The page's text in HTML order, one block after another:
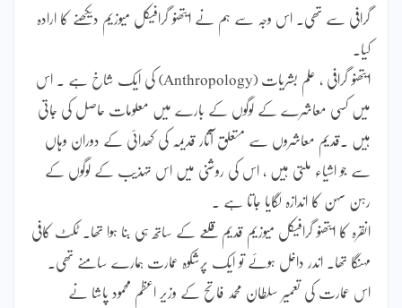
گرافی سے تھی۔ اس وجہ سے ہم نے ایتھنو گرافیکل میوزیم دیکھنے کا ارادہ
کیا۔
ایتھنو گرافی ، علم بشریات (Anthropology) کی ایک شاخ ہے ۔ اس
میں کسی معاشرے کے لوگوں کے بارے میں معلومات حاصل کی جاتی
ہیں ۔قدیم معاشروں سے متعلق آثار قدیمہ کی کھدائی کے دوران وہاں
سے جو اشیاء ملتی ہیں ، اس کی روشنی میں اس تہذیب کے لوگوں کے
رہن سہن کا اندازہ لگایا جاتا ہے ۔
انقرہ کا ایتھنو گرافیکل میوزیم قدیم قلعے کے ساتھ ہی بنا ہوا تھا۔ ٹکٹ کافی
مہنگا تھا۔ اندر داخل ہوئے تو ایک پرشکوہ عمارت ہمارے سامنے تھی۔
اس عمارت کی تعمیر سلطان محمد فاتح کے وزیر اعظم محمود پاشا نے